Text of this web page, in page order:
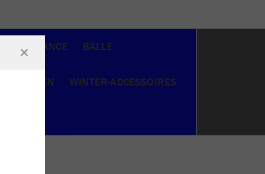
LINE DANCE BÄLLE
JACKEN WINTER-ACCESSOIRES